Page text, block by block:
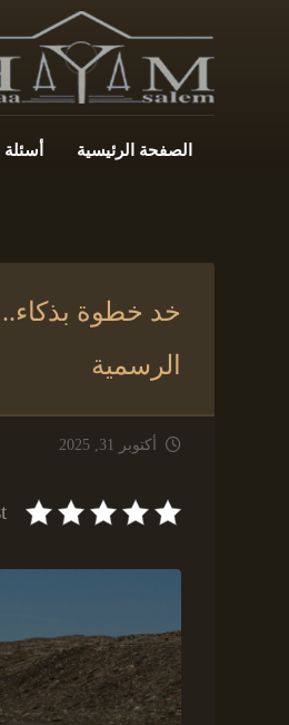
الصفحة الرئيسية
خد خطوة بذكاء..
الرسمية
أكتوبر 31, 2025